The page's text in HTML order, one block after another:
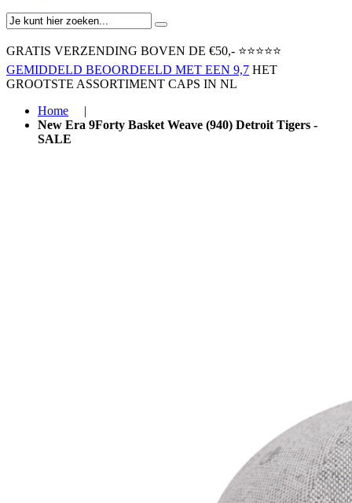
GRATIS VERZENDING BOVEN ​DE €50,-​ ⭐⭐⭐⭐⭐
GEMIDDELD BEOORDEELD MET EEN 9,7 HET
GROOTSTE ASSORTIMENT CAPS IN NL
Home
|
New Era 9Forty Basket Weave (940) Detroit Tigers -
SALE